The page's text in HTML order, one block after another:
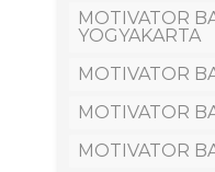
MOTIVATOR
YOGYAKARTA
MOTIVATOR
MOTIVATOR
MOTIVATOR